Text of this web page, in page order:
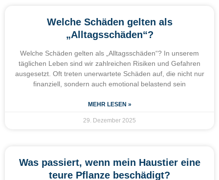
Welche Schäden gelten als
„Alltagsschäden“?
Welche Schäden gelten als „Alltagsschäden“? In unserem
täglichen Leben sind wir zahlreichen Risiken und Gefahren
ausgesetzt. Oft treten unerwartete Schäden auf, die nicht nur
finanziell, sondern auch emotional belastend sein
MEHR LESEN »
29. Dezember 2025
Was passiert, wenn mein Haustier eine
teure Pflanze beschädigt?